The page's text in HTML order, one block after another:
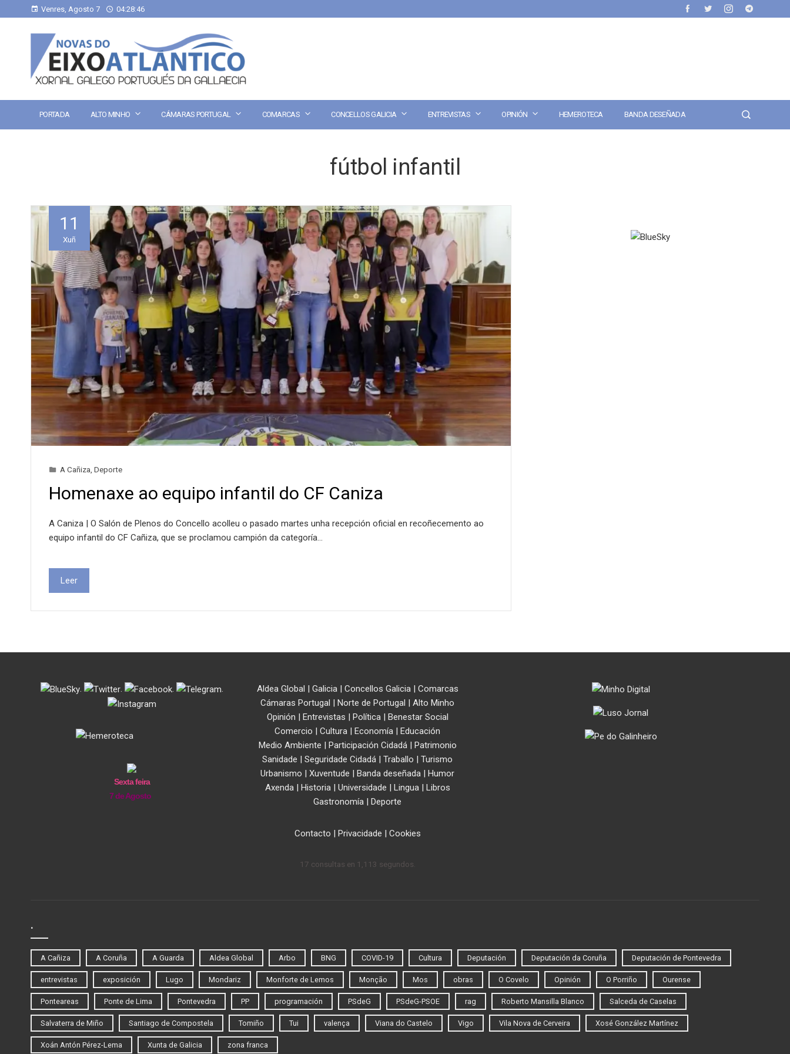
Venres, Agosto 7 04:28:47
PORTADA ALTO MINHO CÁMARAS PORTUGAL COMARCAS CONCELLOS GALICIA ENTREVISTAS OPINIÓN HEMEROTECA BANDA DESEÑADA
fútbol infantil
11
Xuñ
A Cañiza Deporte
Homenaxe ao equipo infantil do CF Caniza
A Caniza | O Salón de Plenos do Concello acolleu o pasado martes unha recepción oficial en recoñecemento ao
equipo infantil do CF Cañiza, que se proclamou campión da categoría…
Leer
. . . .
Sexta feira
7 de Agosto
Aldea Global | Galicia| Concellos Galicia| Comarcas
Cámaras Portugal | Norte de Portugal | Alto Minho
Opinión | Entrevistas | Política| Benestar Social
Comercio | Cultura | Economía | Educación
Medio Ambiente | Participación Cidadá| Patrimonio
Sanidade | Seguridade Cidadá | Traballo | Turismo
Urbanismo | Xuventude | Banda deseñada | Humor
Axenda| Historia| Universidade | Lingua| Libros
Gastronomía | Deporte
Contacto | Privacidade | Cookies
17 consultas en 1,113 segundos.
.
A Cañiza A Coruña A Guarda Aldea Global Arbo BNG COVID-19 Cultura Deputación Deputación da Coruña Deputación de Pontevedra
entrevistas exposición Lugo Mondariz Monforte de Lemos Monção Mos obras O Covelo Opinión O Porriño Ourense
Ponteareas Ponte de Lima Pontevedra PP programación PSdeG PSdeG-PSOE rag Roberto Mansilla Blanco Salceda de Caselas
Salvaterra de Miño Santiago de Compostela Tomiño Tui valença Viana do Castelo Vigo Vila Nova de Cerveira Xosé González Martínez
Xoán Antón Pérez-Lema Xunta de Galicia zona franca